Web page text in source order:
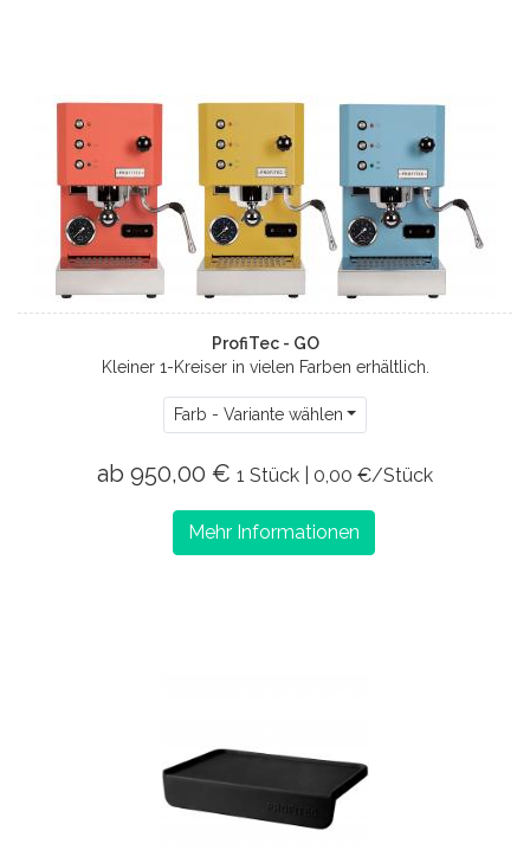
ProfiTec - GO
Kleiner 1-Kreiser in vielen Farben erhältlich.
Farb - Variante wählen
ab 950,00 € 1 Stück | 0,00 €/Stück
Mehr Informationen